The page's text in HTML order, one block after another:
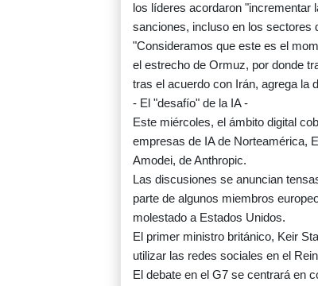
los líderes acordaron "incrementar
sanciones, incluso en los sectores
"Consideramos que este es el
el estrecho de Ormuz, por donde
tras el acuerdo con Irán, agrega la
- El "desafío" de la IA -
Este miércoles, el ámbito digital
empresas de IA de Norteamérica,
Amodei, de Anthropic.
Las discusiones se anuncian
parte de algunos miembros
molestado a Estados Unidos.
El primer ministro británico, Keir
utilizar las redes sociales en el
El debate en el G7 se centrará en